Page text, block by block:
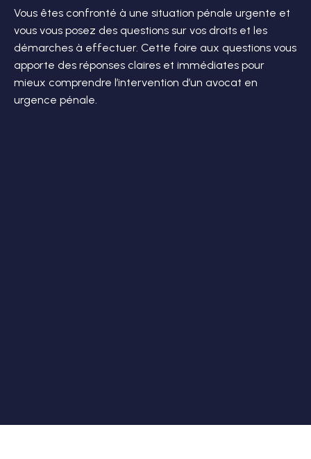
Vous êtes confronté à une situation pénale urgente et
vous vous posez des questions sur vos droits et les
démarches à effectuer. Cette foire aux questions vous
apporte des réponses claires et immédiates pour
mieux comprendre l’intervention d’un avocat en
urgence pénale.